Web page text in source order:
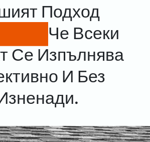
Подход
Че Всеки
Се Изпълнява
И Без